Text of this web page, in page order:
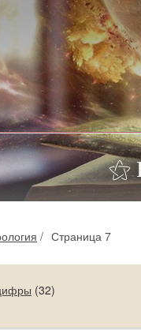
⚝
/ Страница 7
(32)